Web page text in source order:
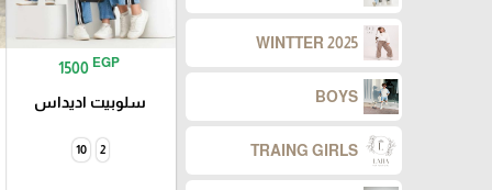
WINTTER 2025
BOYS
TRAING GIRLS
1500 EGP
سلوبيت اديداس
2
10